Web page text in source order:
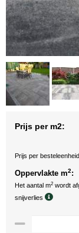
Prijs per m2:
Prijs per besteleenheid
Oppervlakte m2:
Het aantal m2 wordt
snijverlies